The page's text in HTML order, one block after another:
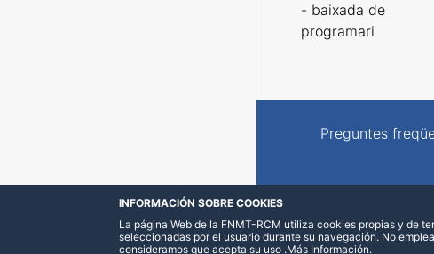
- baixada de
programari
Preguntes
INFORMACIÓN SOBRE COOKIES
La página Web de la FNMT-RCM utiliza cookies propias y de
seleccionadas por el usuario durante su navegación. No
consideramos que acepta su uso .Más Información.